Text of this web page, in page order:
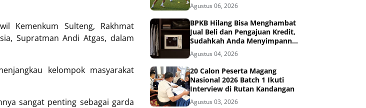
Kemenkum Sulteng, Rakhmat
Supratman Andi Atgas, dalam
kelompok masyarakat
sangat penting sebagai garda
Agustus 06, 2026
BPKB Hilang Bisa Menghambat
Jual Beli dan Pengajuan Kredit,
Sudahkah Anda Menyimpannya
di Brankas BPKB?
Agustus 04, 2026
20 Calon Peserta Magang
Nasional 2026 Batch 1 Ikuti
Interview di Rutan Kandangan
Agustus 03, 2026